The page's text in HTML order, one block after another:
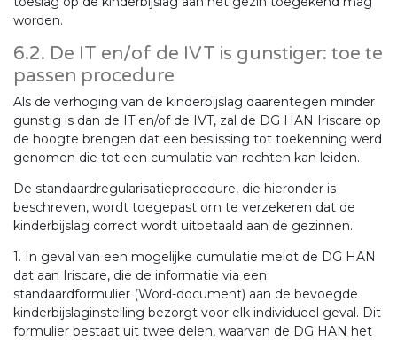
worden.
6.2. De IT en/of de IVT is gunstiger: toe te
passen procedure
Als de verhoging van de kinderbijslag daarentegen minder
gunstig is dan de IT en/of de IVT, zal de DG HAN Iriscare op
de hoogte brengen dat een beslissing tot toekenning werd
genomen die tot een cumulatie van rechten kan leiden.
De standaardregularisatieprocedure, die hieronder is
beschreven, wordt toegepast om te verzekeren dat de
kinderbijslag correct wordt uitbetaald aan de gezinnen.
1. In geval van een mogelijke cumulatie meldt de DG HAN
dat aan Iriscare, die de informatie via een
standaardformulier (Word-document) aan de bevoegde
kinderbijslaginstelling bezorgt voor elk individueel geval. Dit
formulier bestaat uit twee delen, waarvan de DG HAN het